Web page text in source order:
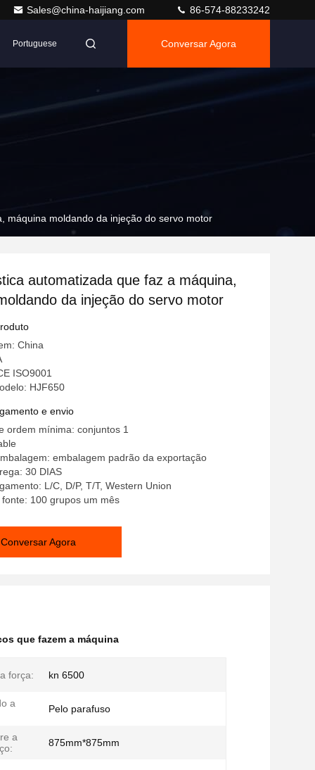
Sales@china-haijiang.com 86-574-88233242
Portuguese Conversar Agora
máquina moldando da injeção do servo motor
automatizada que faz a máquina,
da injeção do servo motor
China
ISO9001
HJF650
e envio
ordem mínima: conjuntos 1
embalagem padrão da exportação
30 DIAS
L/C, D/P, T/T, Western Union
100 grupos um mês
Conversar Agora
que fazem a máquina
força: kn 6500
a
Pelo parafuso
a
875mm*875mm